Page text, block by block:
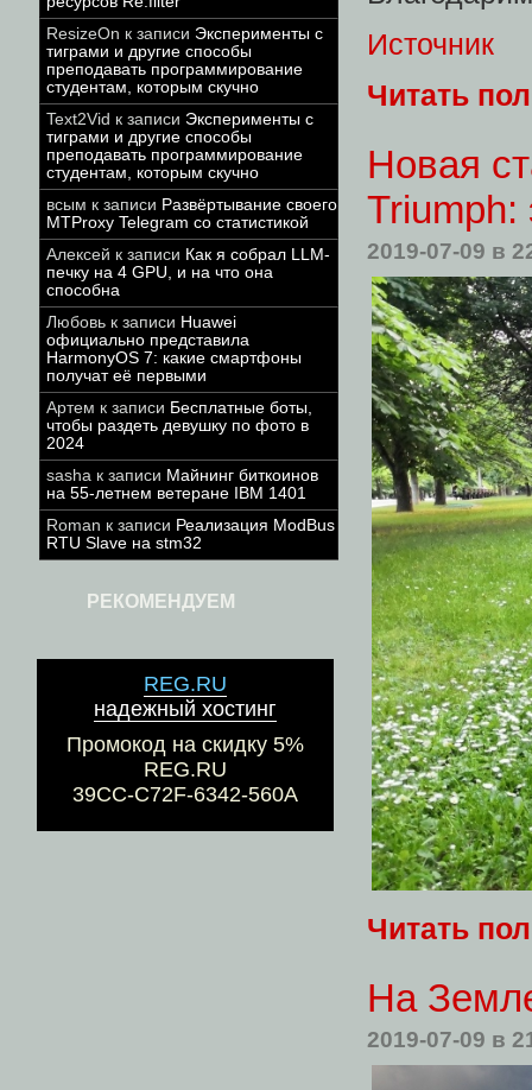
ResizeOn к записи Эксперименты с
тиграми и другие способы
преподавать программирование
студентам, которым скучно
Text2Vid к записи Эксперименты с
тиграми и другие способы
преподавать программирование
студентам, которым скучно
всым к записи Развёртывание своего
MTProxy Telegram со статистикой
Алексей к записи Как я собрал LLM-
печку на 4 GPU, и на что она
способна
Любовь к записи Huawei
официально представила
HarmonyOS 7: какие смартфоны
получат её первыми
Артем к записи Бесплатные боты,
чтобы раздеть девушку по фото в
2024
sasha к записи Майнинг биткоинов
на 55-летнем ветеране IBM 1401
Roman к записи Реализация ModBus
RTU Slave на stm32
РЕКОМЕНДУЕМ
REG.RU
надежный хостинг
Промокод на скидку 5%
REG.RU
39CC-C72F-6342-560A
Источник
Читать
Новая
Triumph:
2019-07-09 в
Читать
На
2019-07-09 в